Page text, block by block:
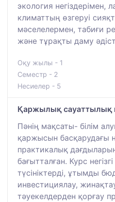
экология негіздерімен,
климаттың өзгеруі
мәселелермен, табиғи
және тұрақты даму
Оқу жылы - 1
Семестр - 2
Несиелер - 5
Қаржылық сауаттылық
Пәнің мақсаты- білім
қаржысын басқарудағы
практикалық
бағытталған. Курс
түсініктерді, ұтымды
инвестициялау,
тәуекелдерден қорғау